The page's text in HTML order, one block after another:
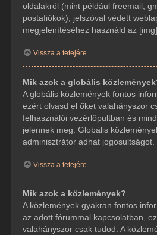
oldalakról (mint például freemail,
postafiókok), jelszóval védett
megjelenítéséhez használd az
Vissza a tetejére
Mik azok a globális
A globális közlemények fontos
ezért olvasd el őket valahányszor
felhasználói vezérlőpultban és
jelennek meg. Globális
adminisztrátor adhat jogosultságot.
Vissza a tetejére
Mik azok a közlemények?
A közlemények gyakran fontos
az adott fórummal kapcsolatban,
valahányszor csak tudod. A